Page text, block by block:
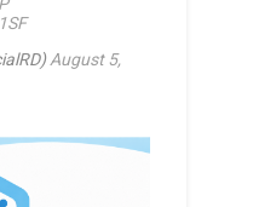
August 5,